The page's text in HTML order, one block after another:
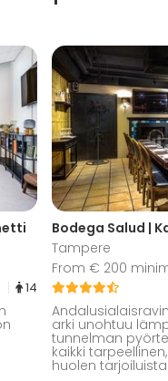
14
Bodega Salud |
Tampere
From € 200
arki unohtuu
tunnelman
kaikki
huolen tarjoiluista.